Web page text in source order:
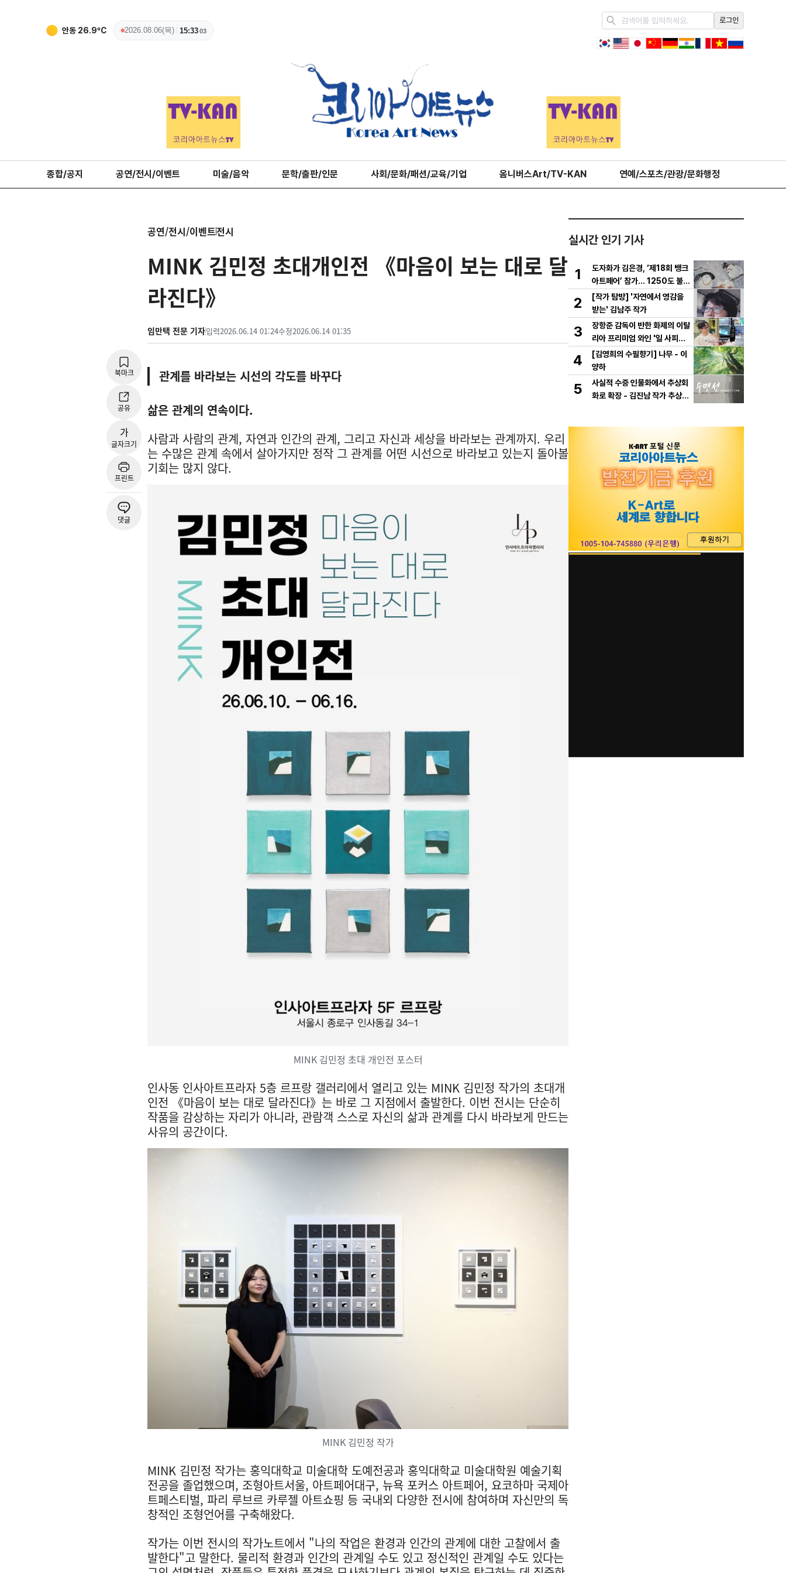
안동 26.9ºC 2026.08.06(목) 15:3304
로그인
종합/공지 공연/전시/이벤트 미술/음악 문학/출판/인문 사회/문화/패션/교육/기업 옴니버스Art/TV-KAN 연예/스포츠/관광/문화행정
공연/전시/이벤트전시
MINK 김민정 초대개인전 《마음이 보는 대로 달
라진다》
임만택 전문 기자입력2026.06.14 01:24수정2026.06.14 01:35
북마크
공유
가
글자크기
프린트
댓글
관계를 바라보는 시선의 각도를 바꾸다
삶은 관계의 연속이다.
사람과 사람의 관계, 자연과 인간의 관계, 그리고 자신과 세상을 바라보는 관계까지. 우리
는 수많은 관계 속에서 살아가지만 정작 그 관계를 어떤 시선으로 바라보고 있는지 돌아볼
기회는 많지 않다.
MINK 김민정 초대 개인전 포스터
인사동 인사아트프라자 5층 르프랑 갤러리에서 열리고 있는 MINK 김민정 작가의 초대개
인전 《마음이 보는 대로 달라진다》는 바로 그 지점에서 출발한다. 이번 전시는 단순히
작품을 감상하는 자리가 아니라, 관람객 스스로 자신의 삶과 관계를 다시 바라보게 만드는
사유의 공간이다.
MINK 김민정 작가
MINK 김민정 작가는 홍익대학교 미술대학 도예전공과 홍익대학교 미술대학원 예술기획
전공을 졸업했으며, 조형아트서울, 아트페어대구, 뉴욕 포커스 아트페어, 요코하마 국제아
트페스티벌, 파리 루브르 카루젤 아트쇼핑 등 국내외 다양한 전시에 참여하며 자신만의 독
창적인 조형언어를 구축해왔다.
작가는 이번 전시의 작가노트에서 "나의 작업은 환경과 인간의 관계에 대한 고찰에서 출
발한다"고 말한다. 물리적 환경과 인간의 관계일 수도 있고 정신적인 관계일 수도 있다는
실시간 인기 기사
1
도자화가 김은경, ‘제18회 뱅크
아트페어’ 참가… 1250도 불이
빚은 동화 ‘숲속의 만찬’ 선보여
2
[작가 탐방] '자연에서 영감을
받는' 김남주 작가
3
장항준 감독이 반한 화제의 이탈
리아 프리미엄 와인 '일 사피엔
테', '2026 세계태권도 한마
당' 환영만찬 와인 선정!
4
[김영희의 수필향기] 나무 - 이
양하
5
사실적 수중 인물화에서 추상회
화로 확장 - 김진남 작가 추상